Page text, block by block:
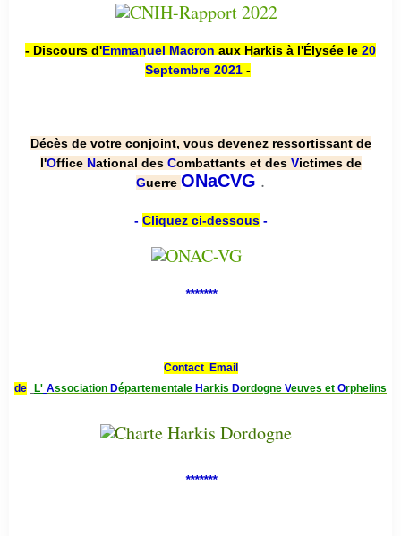
- Discours d'Emmanuel Macron aux Harkis à l'Élysée le 20
Septembre 2021 -
Décès de votre conjoint, vous devenez ressortissant de
l'Office National des Combattants et des Victimes de
Guerre ONaCVG .
- Cliquez ci-dessous-
*******
Contact Email
de
L' Association Départementale Harkis Dordogne Veuves et Orphelins
*******